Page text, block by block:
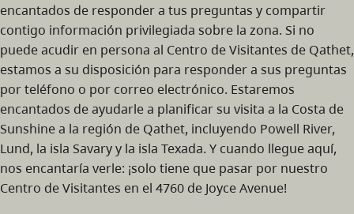
encantados de responder a tus preguntas y compartir
contigo información privilegiada sobre la zona. Si no
puede acudir en persona al Centro de Visitantes de Qathet,
estamos a su disposición para responder a sus preguntas
por teléfono o por correo electrónico. Estaremos
encantados de ayudarle a planificar su visita a la Costa de
Sunshine a la región de Qathet, incluyendo Powell River,
Lund, la isla Savary y la isla Texada. Y cuando llegue aquí,
nos encantaría verle: ¡solo tiene que pasar por nuestro
Centro de Visitantes en el 4760 de Joyce Avenue!